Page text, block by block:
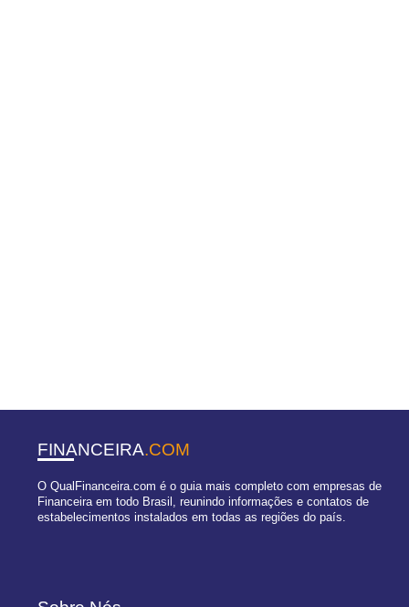
FINANCEIRA.COM
O QualFinanceira.com é o guia mais completo com empresas de
Financeira em todo Brasil, reunindo informações e contatos de
estabelecimentos instalados em todas as regiões do país.